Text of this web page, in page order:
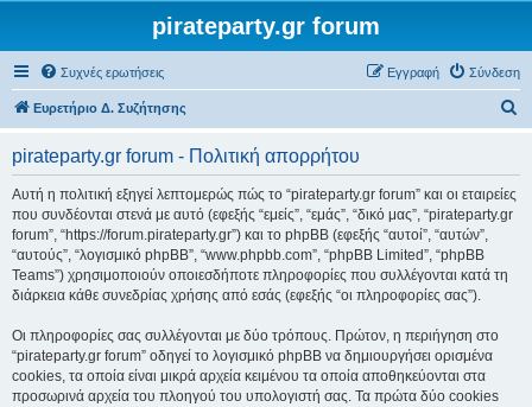
pirateparty.gr forum
Συχνές ερωτήσεις Σύνδεση
Εγγραφή
Ευρετήριο Δ. Συζήτησης
pirateparty.gr forum - Πολιτική απορρήτου
Αυτή η πολιτική εξηγεί λεπτομερώς πώς το “pirateparty.gr forum” και οι εταιρείες
που συνδέονται στενά με αυτό (εφεξής “εμείς”, “εμάς”, “δικό μας”, “pirateparty.gr
forum”, “https://forum.pirateparty.gr”) και το phpBB (εφεξής “αυτοί”, “αυτών”,
“αυτούς”, “λογισμικό phpBB”, “www.phpbb.com”, “phpBB Limited”, “phpBB
Teams”) χρησιμοποιούν οποιεσδήποτε πληροφορίες που συλλέγονται κατά τη
διάρκεια κάθε συνεδρίας χρήσης από εσάς (εφεξής “οι πληροφορίες σας”).
Οι πληροφορίες σας συλλέγονται με δύο τρόπους. Πρώτον, η περιήγηση στο
“pirateparty.gr forum” οδηγεί το λογισμικό phpBB να δημιουργήσει ορισμένα
cookies, τα οποία είναι μικρά αρχεία κειμένου τα οποία αποθηκεύονται στα
προσωρινά αρχεία του πλοηγού του υπολογιστή σας. Τα πρώτα δύο cookies